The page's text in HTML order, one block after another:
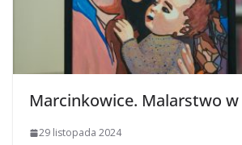
Marcinkowice. Malarstwo
29 listopada 2024